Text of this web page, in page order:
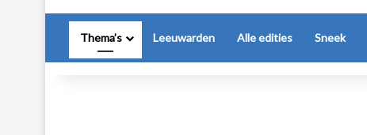
Thema’s Leeuwarden Alle edities Sneek